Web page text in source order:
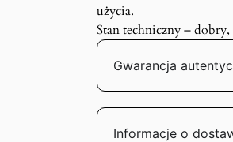
użycia.
Stan techniczny –
Gwarancja
Informacje o